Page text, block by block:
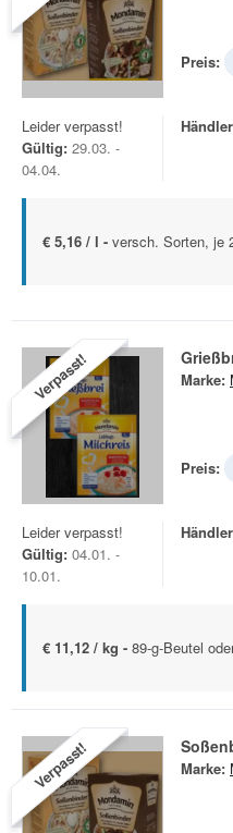
Preis:
Leider verpasst!
Gültig: 29.03. -
04.04.
€ 5,16 / l - versch. Sorten, je
Verpasst! Marke:
Preis:
Leider verpasst!
Gültig: 04.01. -
10.01.
€ 11,12 / kg - 89-g-Beutel
Verpasst! Marke: